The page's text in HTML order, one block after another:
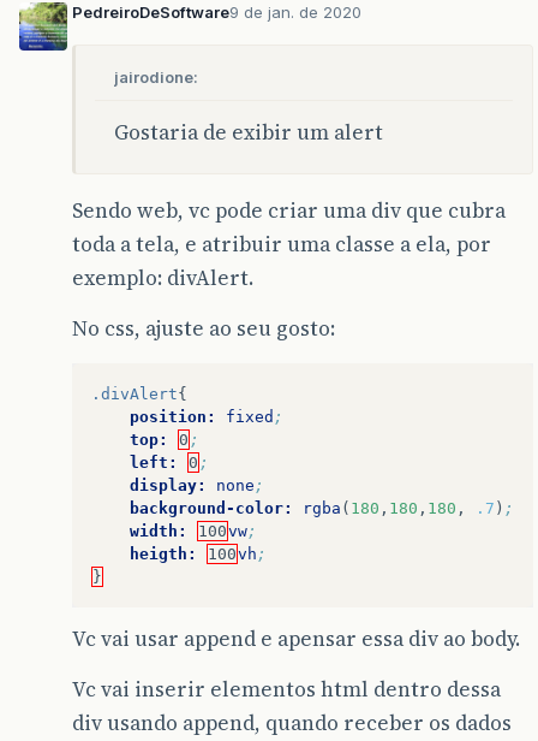
PedreiroDeSoftware9 de jan. de 2020
jairodione:
Gostaria de exibir um alert
Sendo web, vc pode criar uma div que cubra
toda a tela, e atribuir uma classe a ela, por
exemplo: divAlert.
No css, ajuste ao seu gosto:
.divAlert{
position:
fixed ;
top:
0 ;
left:
0 ;
display:
none ;
background-color:
rgba ( 180 , 180 , 180 , .7 ) ;
width:
100vw;
heigth:
100vh ;
}
Vc vai usar append e apensar essa div ao body.
Vc vai inserir elementos html dentro dessa
div usando append, quando receber os dados